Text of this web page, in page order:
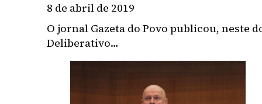
8 de abril de 2019
O jornal Gazeta do Povo publicou, neste
Deliberativo…